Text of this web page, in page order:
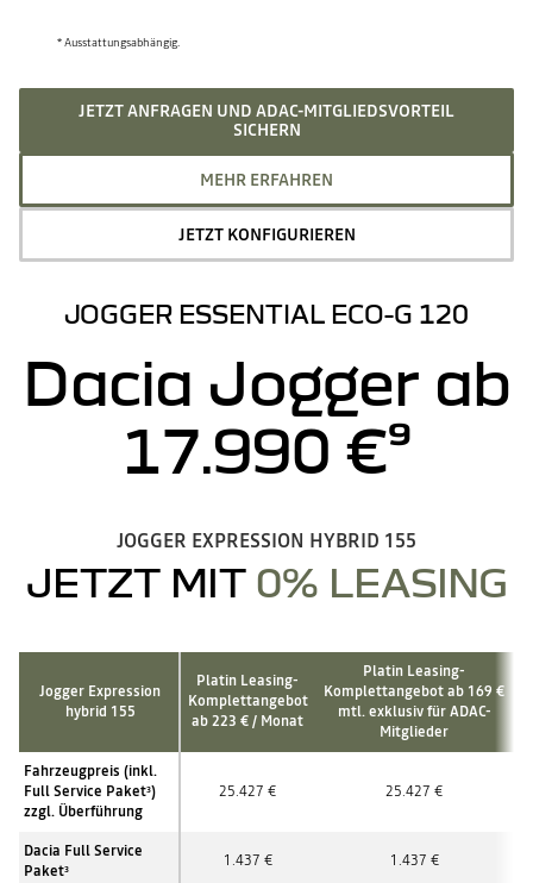
* Ausstattungsabhängig.
JETZT ANFRAGEN UND ADAC-MITGLIEDSVORTEIL
SICHERN
MEHR ERFAHREN
JETZT KONFIGURIEREN
JOGGER ESSENTIAL ECO-G 120
Dacia Jogger ab
17.990 €⁹
JOGGER EXPRESSION HYBRID 155
JETZT MIT 0% LEASING
Jogger Expression
hybrid 155
Platin Leasing-
Komplettangebot
ab 223 € / Monat
Platin Leasing-
Komplettangebot ab 169 €
mtl. exklusiv für ADAC-
Mitglieder
Fahrzeugpreis (inkl.
Full Service Paket3)
zzgl. Überführung
25.427 € 25.427 €
Dacia Full Service
Paket3 1.437 € 1.437 €